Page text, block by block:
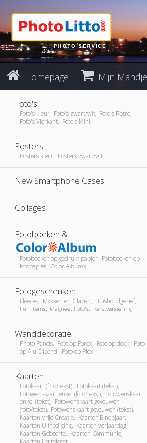
Homepage Mijn Mandje
Foto's
Foto's kleur, Foto's zwart/wit, Foto's Retro,
Foto's Vierkant, Foto's Mini
Posters
Posters kleur, Posters zwart/wit
New Smartphone Cases
Collages
Fotoboeken &
Fotoboeken op gedrukt papier, Fotoboeken op
fotopapier, Color Albums
Fotogeschenken
Fleeces, Mokken en Glazen, Huishoudgerief,
Fun Items, Magneet Foto's, Kerstversiering
Wanddecoratie
Photo Panels, Foto op Forex, Foto op doek, Foto
op Alu-Dibond, Foto op Plexi
Kaarten
Fotokaart (foto/tekst), Fotokaart (tekst),
Fotowenskaart enkel (foto/tekst), Fotowenskaart
enkel (tekst), Fotowenskaart gevouwen
(foto/tekst), Fotowenskaart gevouwen (tekst),
Kaarten Vrije Creatie, Kaarten Eindejaar,
Kaarten Uitnodiging, Kaarten Verjaardag,
Kaarten Geboorte, Kaarten Communie,
Kaarten Lentefeest